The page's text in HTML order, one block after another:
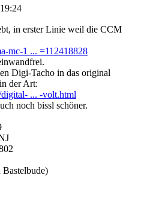
in erster Linie weil die CCM
mc-1 ... =112418828
Digi-Tacho in das original
der Art:
... -volt.html
noch bissl schöner.